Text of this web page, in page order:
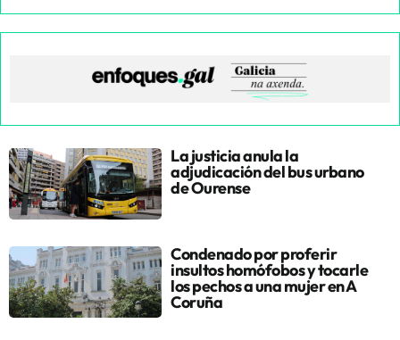
La justicia anula la
adjudicación del bus urbano
de Ourense
Condenado por proferir
insultos homófobos y tocarle
los pechos a una mujer en A
Coruña